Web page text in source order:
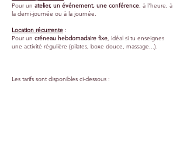
Pour un atelier, un événement, une conférence, à l'heure, à
la demi-journée ou à la journée.
Location récurrente :
Pour un créneau hebdomadaire fixe, idéal si tu enseignes
une activité régulière (pilates, boxe douce, massage...).
Les tarifs sont disponibles ci-dessous :